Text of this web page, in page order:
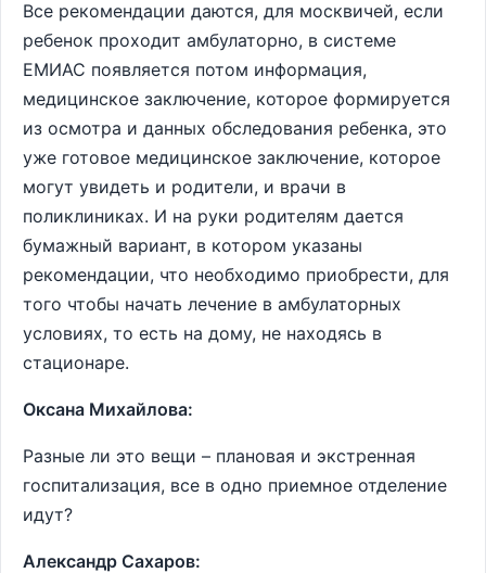
Все рекомендации даются, для москвичей, если
ребенок проходит амбулаторно, в системе
ЕМИАС появляется потом информация,
медицинское заключение, которое формируется
из осмотра и данных обследования ребенка, это
уже готовое медицинское заключение, которое
могут увидеть и родители, и врачи в
поликлиниках. И на руки родителям дается
бумажный вариант, в котором указаны
рекомендации, что необходимо приобрести, для
того чтобы начать лечение в амбулаторных
условиях, то есть на дому, не находясь в
стационаре.
Оксана Михайлова:
Разные ли это вещи – плановая и экстренная
госпитализация, все в одно приемное отделение
идут?
Александр Сахаров: